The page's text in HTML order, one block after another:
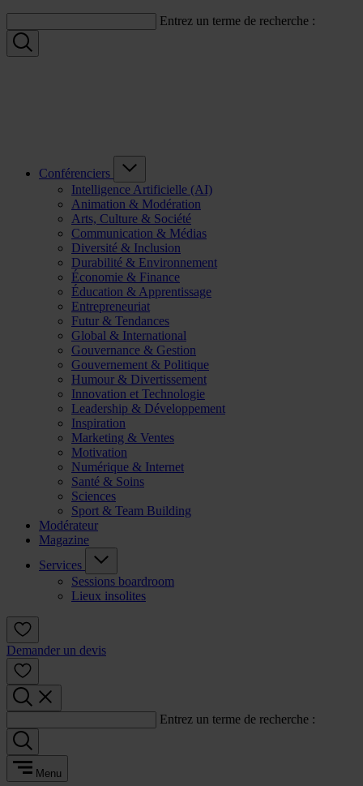
Entrez un terme de recherche :
Conférenciers
Intelligence Artificielle (AI)
Animation & Modération
Arts, Culture & Société
Communication & Médias
Diversité & Inclusion
Durabilité & Environnement
Économie & Finance
Éducation & Apprentissage
Entrepreneuriat
Futur & Tendances
Global & International
Gouvernance & Gestion
Gouvernement & Politique
Humour & Divertissement
Innovation et Technologie
Leadership & Développement
Inspiration
Marketing & Ventes
Motivation
Numérique & Internet
Santé & Soins
Sciences
Sport & Team Building
Modérateur
Magazine
Services
Sessions boardroom
Lieux insolites
Demander un devis
Entrez un terme de recherche :
Menu